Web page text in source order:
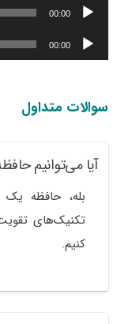
پخش‌کننده
صوت
00:00
پخش‌کننده
صوت
00:00
سوالات متداول
آیا می‌توانیم
بله، حافظه
تکنیک‌های
کنیم.